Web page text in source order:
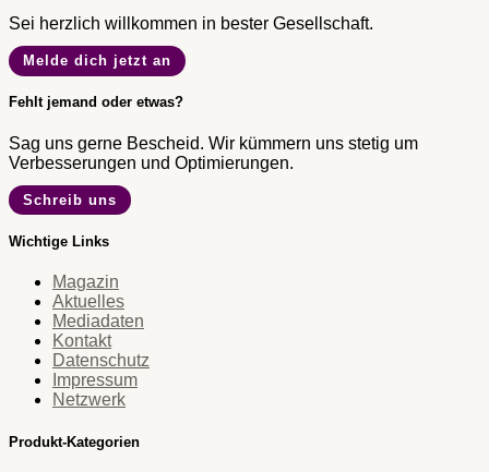
Sei herzlich willkommen in bester Gesellschaft.
Melde dich jetzt an
Fehlt jemand oder etwas?
Sag uns gerne Bescheid. Wir kümmern uns stetig um
Verbesserungen und Optimierungen.
Schreib uns
Wichtige Links
Magazin
Aktuelles
Mediadaten
Kontakt
Datenschutz
Impressum
Netzwerk
Produkt-Kategorien